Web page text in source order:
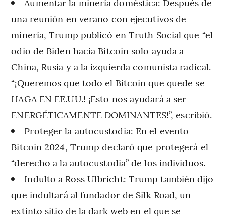
una reunión en verano con ejecutivos de
minería, Trump publicó en Truth Social que “el
odio de Biden hacia Bitcoin solo ayuda a
China, Rusia y a la izquierda comunista radical.
“¡Queremos que todo el Bitcoin que quede se
HAGA EN EE.UU.! ¡Esto nos ayudará a ser
ENERGÉTICAMENTE DOMINANTES!”, escribió.
Proteger la autocustodia: En el evento
Bitcoin 2024, Trump declaró que protegerá el
“derecho a la autocustodia” de los individuos.
Indulto a Ross Ulbricht: Trump también dijo
que indultará al fundador de Silk Road, un
extinto sitio de la dark web en el que se